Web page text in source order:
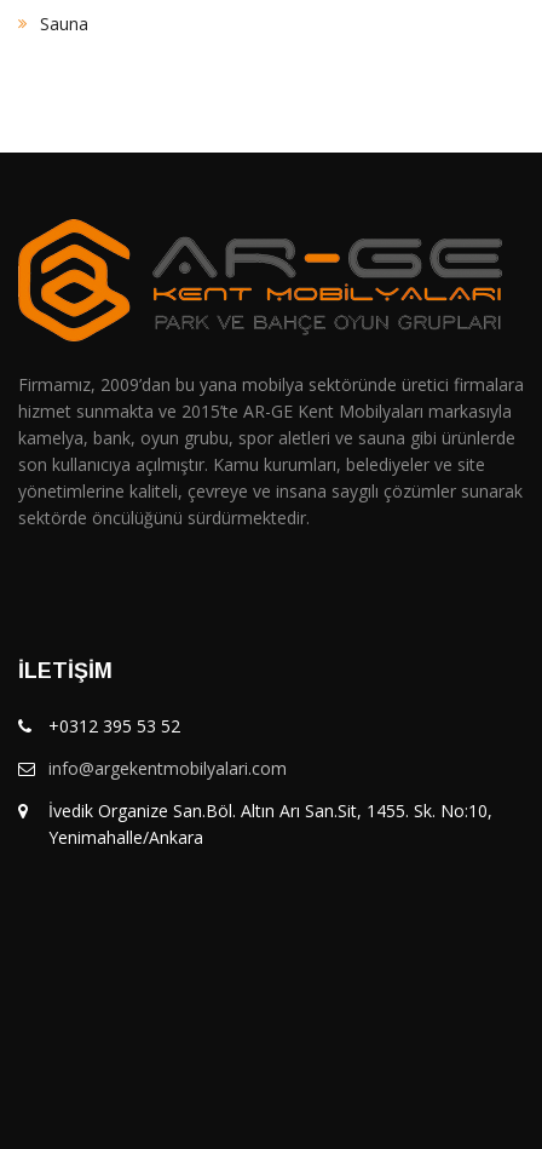
Sauna
Firmamız, 2009’dan bu yana mobilya sektöründe üretici firmalara
hizmet sunmakta ve 2015’te AR-GE Kent Mobilyaları markasıyla
kamelya, bank, oyun grubu, spor aletleri ve sauna gibi ürünlerde
son kullanıcıya açılmıştır. Kamu kurumları, belediyeler ve site
yönetimlerine kaliteli, çevreye ve insana saygılı çözümler sunarak
sektörde öncülüğünü sürdürmektedir.
İLETIŞIM
+0312 395 53 52
info@argekentmobilyalari.com
İvedik Organize San.Böl. Altın Arı San.Sit, 1455. Sk. No:10,
Yenimahalle/Ankara